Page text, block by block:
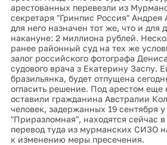
арестованных перевезли из
секретаря "Гринпис Россия" Андрея
для него назначен тот же, что и для
накануне: 2 миллиона рублей.
ранее районный суд на тех же
залог российского фотографа
судового врача з Екатерину Заспу.
бразильянка, будет отпущена
огласить решение. Под арестом еще
оставили гражданина Австралии
человек, задержанных 19 сентября
"Приразломная", находятся сейчас
перевод туда из мурманских СИЗО
к изменению меры пресечения.